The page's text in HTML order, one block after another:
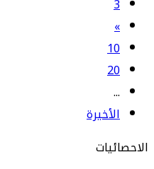
3
»
10
20
...
الأخيرة
الاحصائيات